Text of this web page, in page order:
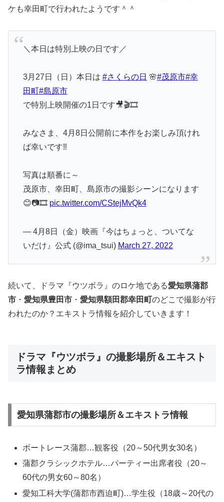
ケも幸田町で行われたようです＾＾
＼本日は特別上映の日です／
3月27日（日）本日は #さくらの日 🌸#茂原市#幸
田町#島原市
で特別上映開催の1日です🎥🎬🎞️
みなさま、4月8日公開前に本作をお楽しみ頂けれ
ば幸いです‼
写真は順番に～
茂原市、幸田町、島原市の撮影シーンになります
😊📷🎞️ pic.twitter.com/CStejMvQk4
— 4月8日（金）映画『今はちょっと、ついてな
いだけ』公式 (@ima_tsui) March 27, 2022
続いて、ドラマ『ウツボラ』のロケ地である愛知県蒲郡
市 ・ 愛知県豊田市 ・ 愛知県額田郡幸田町のどこで撮影が行
われたのか？エキストラ情報を紹介していきます！
ドラマ『ウツボラ』の撮影場所＆エキスト
ラ情報まとめ
愛知県蒲郡市の撮影場所＆エキストラ情報
ボートレース蒲郡…観客役（20～50代男女30名）
蒲郡クラシックホテル…パーティー出席者役（20～
60代の男女60～80名）
愛知工科大学(蒲郡市西迫町)…学生役（18歳～20代の